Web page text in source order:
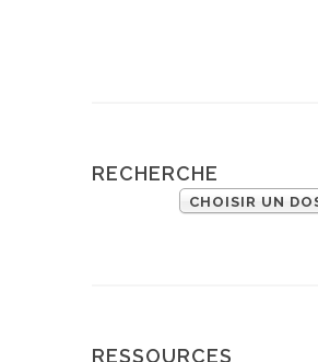
RECHERCHE
CHOISIR UN
RESSOURCES